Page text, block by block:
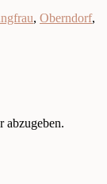
, Oberndorf,
abzugeben.